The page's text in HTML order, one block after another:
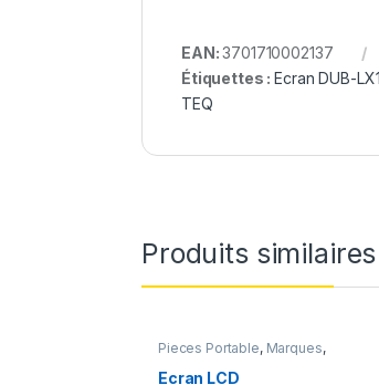
EAN:3701710002137
Étiquettes :Ecran DUB-LX1
TEQ
Produits similaires
Pieces Portable, Marques,
Ecran LCD